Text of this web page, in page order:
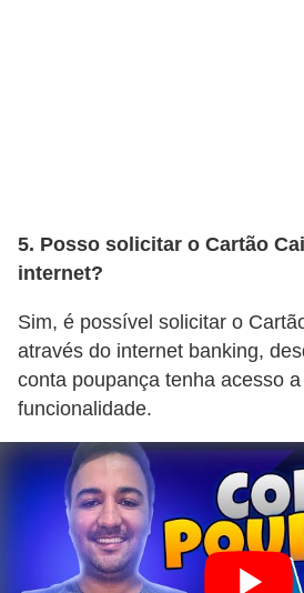
5. Posso solicitar o Cartão
internet?
Sim, é possível solicitar o
através do internet banking,
conta poupança tenha acesso
funcionalidade.
d
a
N
e
g
c
i